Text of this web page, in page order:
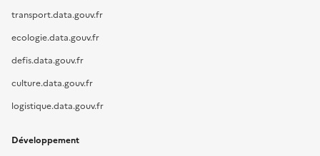
transport.data.gouv.fr
ecologie.data.gouv.fr
defis.data.gouv.fr
culture.data.gouv.fr
logistique.data.gouv.fr
Développement